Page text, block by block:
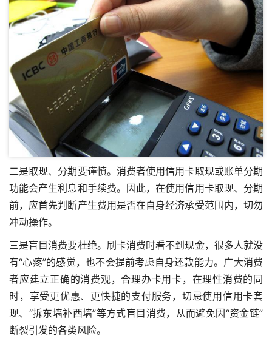
二是取现、分期要谨慎。消费者使用信用卡取现或账单分期
功能会产生利息和手续费。因此，在使用信用卡取现、分期
前，应首先判断产生费用是否在自身经济承受范围内，切勿
冲动操作。
三是盲目消费要杜绝。刷卡消费时看不到现金，很多人就没
有“心疼”的感觉，也不会提前考虑自身还款能力。广大消费
者应建立正确的消费观，合理办卡用卡，在理性消费的同
时，享受更优惠、更快捷的支付服务，切忌使用信用卡套
现、“拆东墙补西墙”等方式盲目消费，从而避免因“资金链”
断裂引发的各类风险。